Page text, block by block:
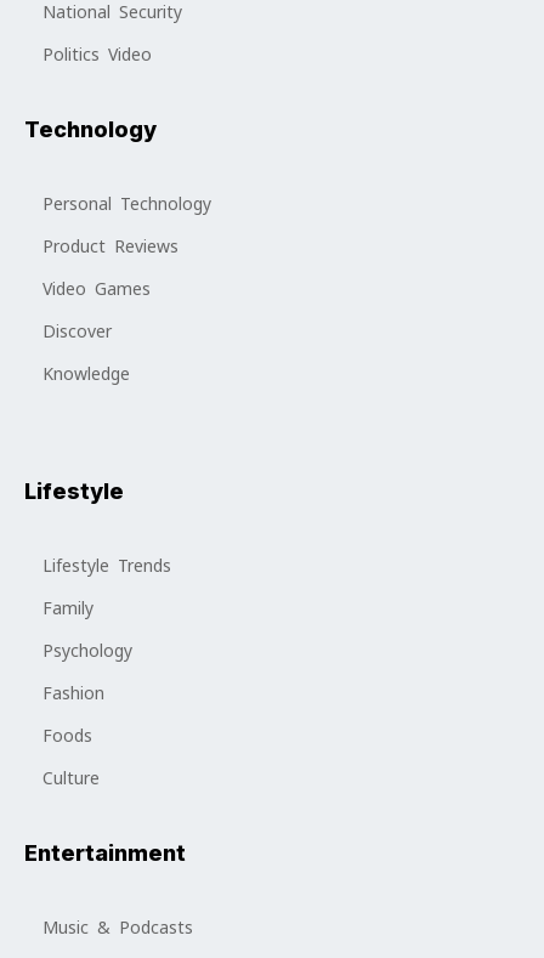
National Security
Politics Video
Technology
Personal Technology
Product Reviews
Video Games
Discover
Knowledge
Lifestyle
Lifestyle Trends
Family
Psychology
Fashion
Foods
Culture
Entertainment
Music & Podcasts